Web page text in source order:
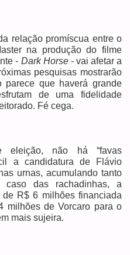
relação promíscua entre o
na produção do filme
- Dark Horse- vai afetar a
pesquisas mostrarão
que haverá grande
de uma fidelidade
Fé cega.
eleição, não há “favas
a candidatura de Flávio
urnas, acumulando tanto
caso das rachadinhas, a
R$ 6 milhões financiada
milhões de Vorcaro para o
mais sujeira.